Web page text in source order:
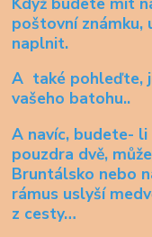
poštovní známku,
naplnit.
A také pohleďte,
vašeho batohu..
A navíc, budete-
pouzdra dvě,
Bruntálsko nebo
rámus uslyší
z cesty…